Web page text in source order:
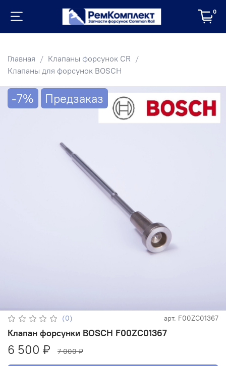
0
Главная
Клапаны форсунок CR
Клапаны для форсунок BOSCH
-7% Предзаказ
(0) арт. F00ZC01367
Клапан форсунки BOSCH F00ZC01367
6 500 ₽ 7 000 ₽